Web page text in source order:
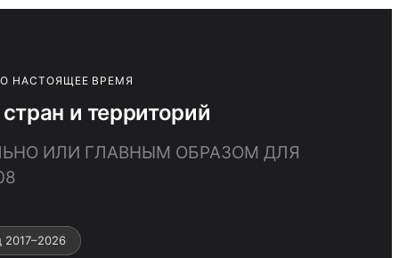
НАСТОЯЩЕЕ ВРЕМЯ
и территорий
ИЛИ ГЛАВНЫМ ОБРАЗОМ ДЛЯ